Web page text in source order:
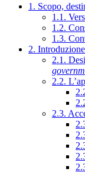
1. Scopo,
1.1.
1.2.
1.3.
2.
2.1.
2.2.
2.3.